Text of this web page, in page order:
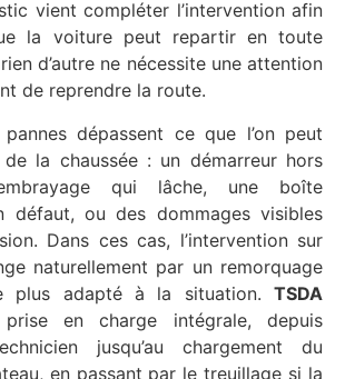
vient compléter l’intervention afin
la voiture peut repartir en toute
d’autre ne nécessite une attention
de reprendre la route.
dépassent ce que l’on peut
la chaussée : un démarreur hors
qui lâche, une boîte
défaut, ou des dommages visibles
Dans ces cas, l’intervention sur
naturellement par un remorquage
plus adapté à la situation. TSDA
en charge intégrale, depuis
jusqu’au chargement du
en passant par le treuillage si la